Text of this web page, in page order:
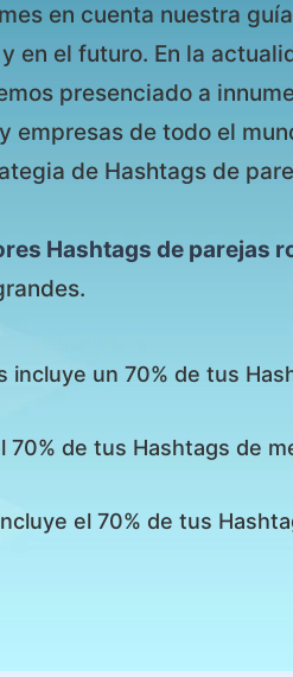
en cuenta nuestra
en el futuro. En la
presenciado a
empresas de todo el
de Hashtags de
Hashtags de parejas
un 70% de tus
de tus Hashtags de
el 70% de tus